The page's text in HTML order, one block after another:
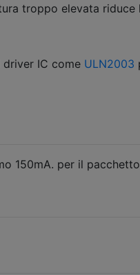
troppo elevata riduce
driver IC come ULN2003
150mA. per il